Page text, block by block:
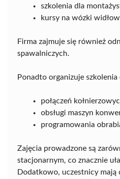
szkolenia dla
kursy na wózki
Firma zajmuje się również
spawalniczych.
Ponadto organizuje szkolenia
połączeń
obsługi maszyn
programowania
Zajęcia prowadzone są
stacjonarnym, co znacznie
Dodatkowo, uczestnicy mają